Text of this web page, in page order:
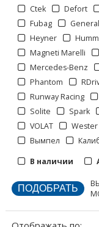
Ctek
Defort
Fubag
Heyner
Magneti Marelli
Mercedes-Benz
Phantom
Runway Racing
Solite
Spark
VOLAT
Wester
Вымпел
В наличии
Отображать по: